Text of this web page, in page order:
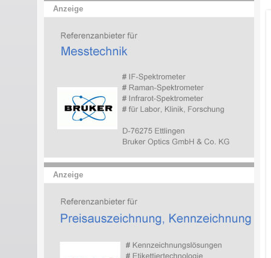
Anzeige
Anzeige